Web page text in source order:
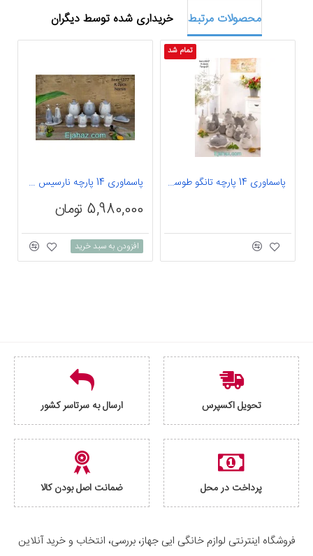
محصولات مرتبط خریداری شده توسط دیگران
تمام شد
پاسماوری 14 پارچه تانگو طوسی سفید پاسماوری 14 پارچه نارسیس سفید طوسی
5,980,000 تومان
افزودن به سبد خرید
تحویل اکسپرس ارسال به سرتاسر کشور
پرداخت در محل ضمانت اصل بودن کالا
فروشگاه اینترنتی لوازم خانگی ایی جهاز، بررسی، انتخاب و خرید آنلاین